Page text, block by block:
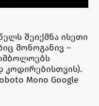
შეიქმნა ისეთი
მონოგანივ –
კოდირებისთვის).
Mono Google